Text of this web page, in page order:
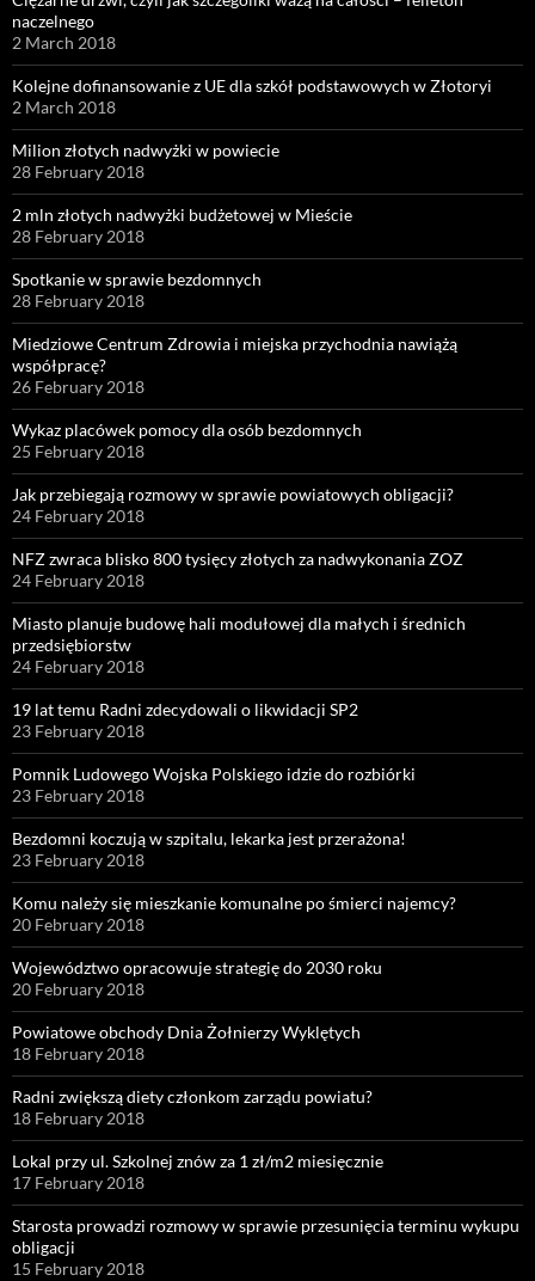
naczelnego
2 March 2018
Kolejne dofinansowanie z UE dla szkół podstawowych w Złotoryi
2 March 2018
Milion złotych nadwyżki w powiecie
28 February 2018
2 mln złotych nadwyżki budżetowej w Mieście
28 February 2018
Spotkanie w sprawie bezdomnych
28 February 2018
Miedziowe Centrum Zdrowia i miejska przychodnia nawiążą
współpracę?
26 February 2018
Wykaz placówek pomocy dla osób bezdomnych
25 February 2018
Jak przebiegają rozmowy w sprawie powiatowych obligacji?
24 February 2018
NFZ zwraca blisko 800 tysięcy złotych za nadwykonania ZOZ
24 February 2018
Miasto planuje budowę hali modułowej dla małych i średnich
przedsiębiorstw
24 February 2018
19 lat temu Radni zdecydowali o likwidacji SP2
23 February 2018
Pomnik Ludowego Wojska Polskiego idzie do rozbiórki
23 February 2018
Bezdomni koczują w szpitalu, lekarka jest przerażona!
23 February 2018
Komu należy się mieszkanie komunalne po śmierci najemcy?
20 February 2018
Województwo opracowuje strategię do 2030 roku
20 February 2018
Powiatowe obchody Dnia Żołnierzy Wyklętych
18 February 2018
Radni zwiększą diety członkom zarządu powiatu?
18 February 2018
Lokal przy ul. Szkolnej znów za 1 zł/m2 miesięcznie
17 February 2018
Starosta prowadzi rozmowy w sprawie przesunięcia terminu wykupu
obligacji
15 February 2018